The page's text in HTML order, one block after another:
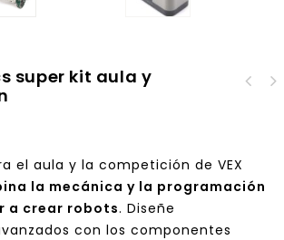
super kit aula y
el aula y la competición de VEX
la mecánica y la programación
a crear robots. Diseñe
con los componentes